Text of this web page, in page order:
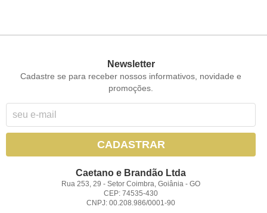
Newsletter
Cadastre se para receber nossos informativos, novidade e
promoções.
CADASTRAR
Caetano e Brandão Ltda
Rua 253, 29 -Setor Coimbra, Goiânia -GO
CEP: 74535-430
CNPJ: 00.208.986/0001-90